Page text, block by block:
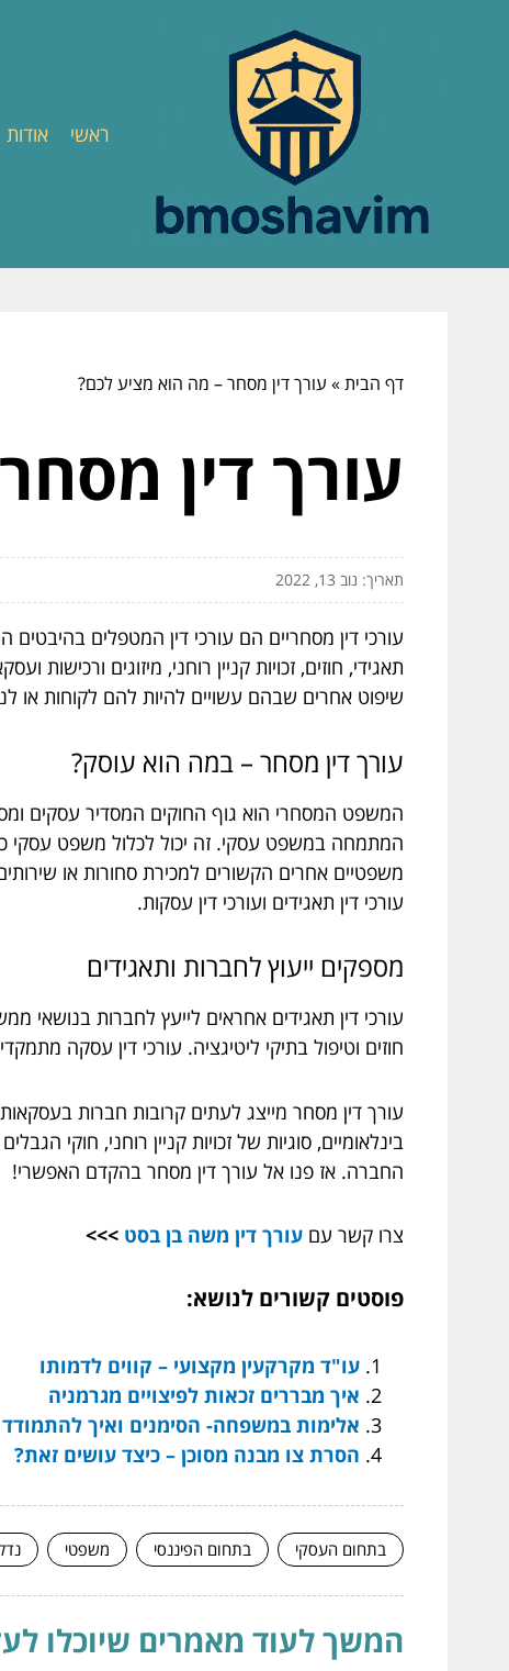
ראשי אודות
דף הבית» עורך דין מסחר – מה הוא מציע לכם?
עורך דין
תאריך: נוב 13, 2022
עורכי דין מסחריים הם עורכי דין המטפלים
תאגידי, חוזים, זכויות קניין רוחני, מיזוגים
שיפוט אחרים שבהם עשויים להיות להם לקוחות או
עורך דין מסחר – במה הוא עוסק?
המשפט המסחרי הוא גוף החוקים המסדיר עסקים
המתמחה במשפט עסקי. זה יכול לכלול משפט עסקי
משפטיים אחרים הקשורים למכירת סחורות או
עורכי דין תאגידים ועורכי דין עסקות.
מספקים ייעוץ לחברות ותאגידים
עורכי דין תאגידים אחראים לייעץ לחברות בנושאי
חוזים וטיפול בתיקי ליטיגציה. עורכי דין עסקה
עורך דין מסחר מייצג לעתים קרובות חברות בעסקאות
בינלאומיים, סוגיות של זכויות קניין רוחני, חוקי
החברה. אז פנו אל עורך דין מסחר בהקדם האפשרי!
צרו קשר עם עורך דין משה בן בסט >>>
פוסטים קשורים לנושא:
עו"ד מקרקעין מקצועי – קווים לדמותו
איך מבררים זכאות לפיצויים מגרמניה
אלימות במשפחה- הסימנים ואיך להתמודד
הסרת צו מבנה מסוכן – כיצד עושים זאת?
בתחום העסקי בתחום הפיננסי משפטי
המשך לעוד מאמרים שיוכלו